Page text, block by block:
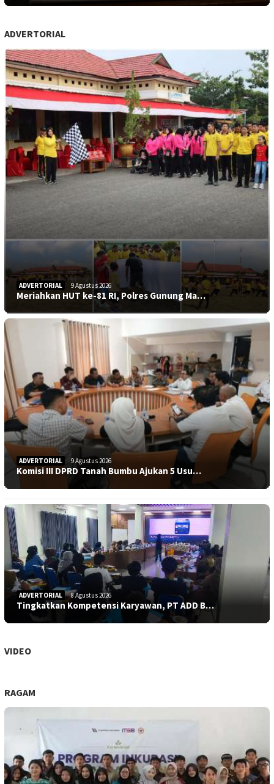
ADVERTORIAL
ADVERTORIAL 9 Agustus 2026
Meriahkan HUT ke-81 RI, Polres Gunung Ma…
ADVERTORIAL 9 Agustus 2026
Komisi III DPRD Tanah Bumbu Ajukan 5 Usu…
ADVERTORIAL 8 Agustus 2026
Tingkatkan Kompetensi Karyawan, PT ADD B…
VIDEO
RAGAM